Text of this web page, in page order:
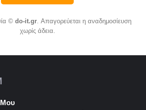
© do-it.gr. Απαγορεύεται η αναδημοσίευση
χωρίς άδεια.